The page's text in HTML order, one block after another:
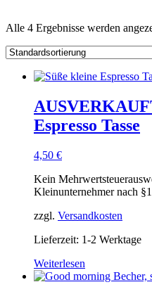
Alle 4 Ergebnisse werden
Espresso Tasse
4,50 €
Kein
Kleinunternehmer nach
zzgl. Versandkosten
Lieferzeit: 1-2 Werktage
Weiterlesen